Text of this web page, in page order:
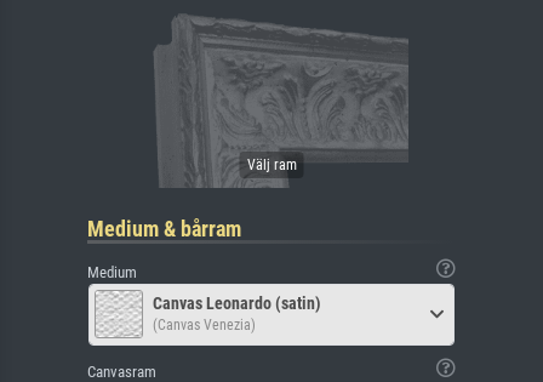
Medium & bårram
Medium
Canvas Leonardo (satin)
(Canvas Venezia)
Canvasram